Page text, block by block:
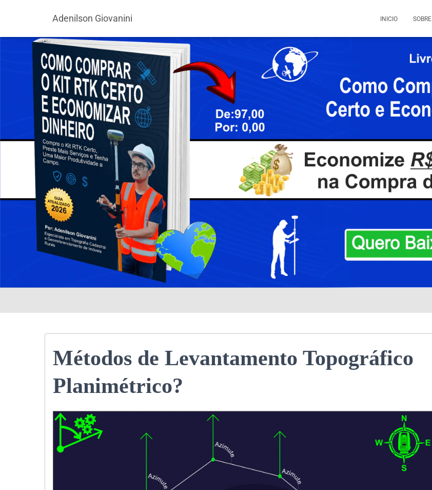
Adenilson Giovanini INICIO SOBRE
Métodos de Levantamento Topográfico
Planimétrico?